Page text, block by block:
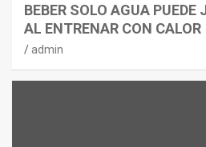
BEBER SOLO AGUA
AL ENTRENAR CON CALOR
admin